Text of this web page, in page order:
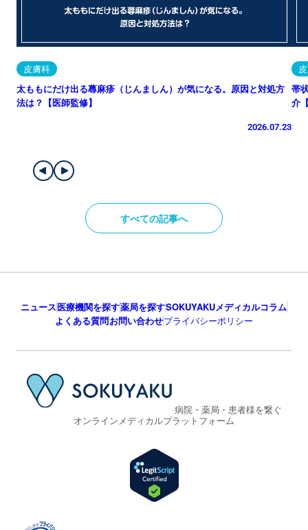
皮膚科
太ももにだけ出る蕁麻疹（じんましん）が気になる。原因と対処方
法は？【医師監修】
2026.07.23
帯
介
すべての記事へ
ニュース医療機関を探す薬局を探すSOKUYAKUメディカルコラム
よくある質問お問い合わせプライバシーポリシー
病院・薬局・患者様を繋ぐ
オンラインメディカルプラットフォーム